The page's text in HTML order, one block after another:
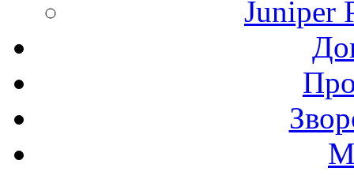
Juniper